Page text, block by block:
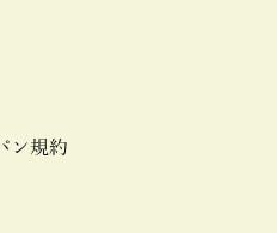
ン規約